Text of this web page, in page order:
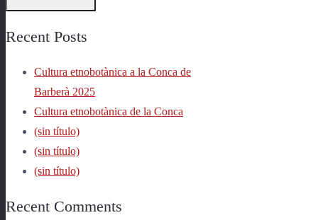
Recent Posts
Cultura etnobotànica a la Conca de
Barberà 2025
Cultura etnobotànica de la Conca
(sin título)
(sin título)
(sin título)
Recent Comments